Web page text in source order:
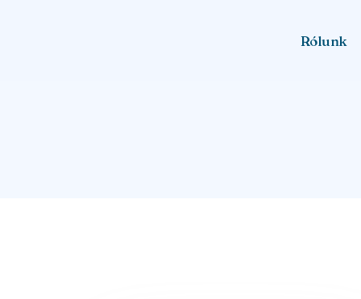
Rólunk